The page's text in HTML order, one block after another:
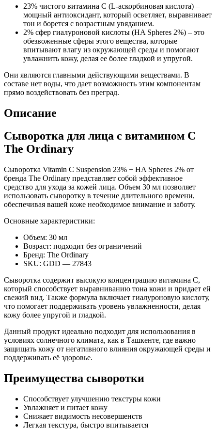
23% чистого витамина C (L-аскорбиновая кислота) –
мощный антиоксидант, который осветляет, выравнивает
тон и борется с возрастным увяданием.
2% сфер гиалуроновой кислоты (HA Spheres 2%) – это
обезвоженные сферы этого вещества, которые
впитывают влагу из окружающей среды и помогают
увлажнить кожу, делая ее более гладкой и упругой.
Они являются главными действующими веществами. В
составе нет воды, что дает возможность этим компонентам
прямо воздействовать без преград.
Описание
Сыворотка для лица с витамином С
The Ordinary
Сыворотка Vitamin C Suspension 23% + HA Spheres 2% от
бренда The Ordinary представляет собой эффективное
средство для ухода за кожей лица. Объем 30 мл позволяет
использовать сыворотку в течение длительного времени,
обеспечивая вашей коже необходимое внимание и заботу.
Основные характеристики:
Объем: 30 мл
Возраст: подходит без ограничений
Бренд: The Ordinary
SKU: GDD — 27843
Сыворотка содержит высокую концентрацию витамина С,
который способствует выравниванию тона кожи и придает ей
свежий вид. Также формула включает гиалуроновую кислоту,
что помогает поддерживать уровень увлажненности, делая
кожу более упругой и гладкой.
Данный продукт идеально подходит для использования в
условиях солнечного климата, как в Ташкенте, где важно
защищать кожу от негативного влияния окружающей среды и
поддерживать её здоровье.
Преимущества сыворотки
Способствует улучшению текстуры кожи
Увлажняет и питает кожу
Снижает видимость несовершенств
Легкая текстура, быстро впитывается